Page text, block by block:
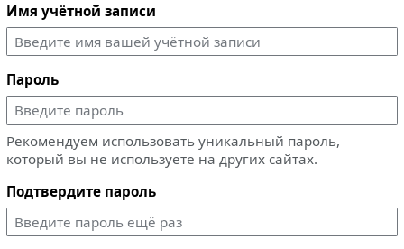
Имя учётной записи
Пароль
Рекомендуем использовать уникальный пароль,
который вы не используете на других сайтах.
Подтвердите пароль